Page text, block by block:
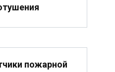
пожарной